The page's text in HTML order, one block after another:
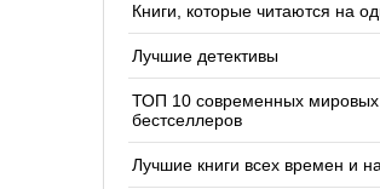
Книги, которые читаются на
Лучшие детективы
ТОП 10 современных мировых
бестселлеров
Лучшие книги всех времен и